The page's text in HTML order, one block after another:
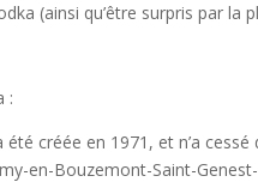
(ainsi qu’être surpris par
:
créée en 1971, et n’a
en-Bouzemont-Saint-